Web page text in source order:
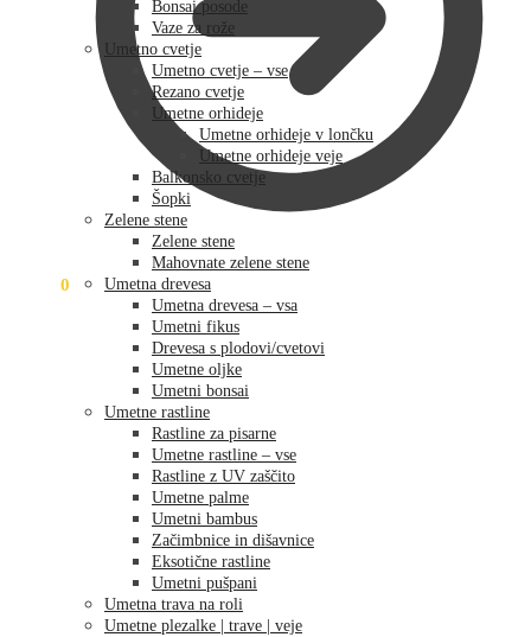
0
Bonsai posode
Vaze za rože
Umetno cvetje
Umetno cvetje – vse
Rezano cvetje
Umetne orhideje
Umetne orhideje v lončku
Umetne orhideje veje
Balkonsko cvetje
Šopki
Zelene stene
Zelene stene
Mahovnate zelene stene
Umetna drevesa
Umetna drevesa – vsa
Umetni fikus
Drevesa s plodovi/cvetovi
Umetne oljke
Umetni bonsai
Umetne rastline
Rastline za pisarne
Umetne rastline – vse
Rastline z UV zaščito
Umetne palme
Umetni bambus
Začimbnice in dišavnice
Eksotične rastline
Umetni pušpani
Umetna trava na roli
Umetne plezalke | trave | veje